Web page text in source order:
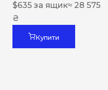
$635 за ящик≈ 28 575
₴
Купити